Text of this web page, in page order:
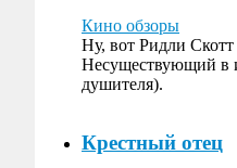
Кино обзоры
Ну, вот Ридли Скотт
Несуществующий в
душителя).
Крестный отец